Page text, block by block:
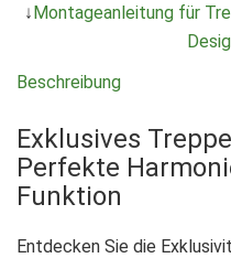
↓Montageanleitung für
Beschreibung
Exklusives
Perfekte
Funktion
Entdecken Sie die